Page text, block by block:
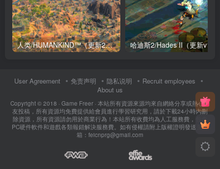
人类/HUMANKIND™（更新2号升级档+全DLC+联机补丁）
User Agreement 免责声明 隐私说明
Recruit employees
About us
Copyright © 2018 · Game Freer · 本站所有資源來源均來自網絡分享或熱心網
友投稿，所有資源均免費提供給會員進行學習研究用，請於下載24小時內刪
除資源，所有資源請勿用於商業行為！本站所有收費均為人工服務費，包含
PC硬件軟件和遊戲各類報錯解決服務費。如有侵權請附上版權證明發送至郵
箱：feicnprg@gmail.com